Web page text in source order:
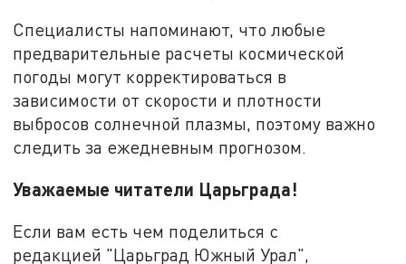
Специалисты напоминают, что любые
предварительные расчеты космической
погоды могут корректироваться в
зависимости от скорости и плотности
выбросов солнечной плазмы, поэтому важно
следить за ежедневным прогнозом.
Уважаемые читатели Царьграда!
Если вам есть чем поделиться с
редакцией "Царьград Южный Урал",